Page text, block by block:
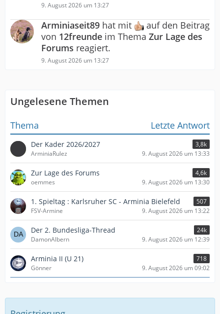
9. August 2026 um 13:27
Arminiaseit89 hat mit
auf den Beitrag
von 12freunde im Thema Zur Lage des
Forums reagiert.
9. August 2026 um 13:27
Ungelesene Themen
Thema Letzte Antwort
Der Kader 2026/2027
3,8k
ArminiaRulez
9. August 2026 um 13:33
Zur Lage des Forums
4,6k
oemmes
9. August 2026 um 13:30
1. Spieltag : Karlsruher SC - Arminia Bielefeld
507
FSV-Armine
9. August 2026 um 13:22
Der 2. Bundesliga-Thread
24k
DamonAlbern
9. August 2026 um 12:39
Arminia II (U 21)
718
Gönner
9. August 2026 um 09:02